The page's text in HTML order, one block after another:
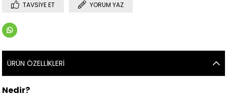
TAVSIYE ET YORUM YAZ
ÜRÜN ÖZELLIKLERI
Nedir?